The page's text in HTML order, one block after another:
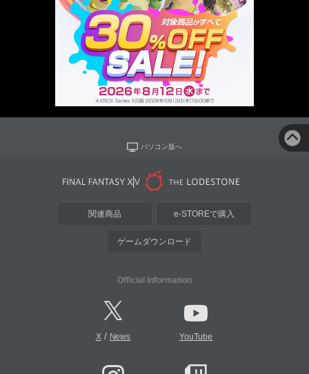
パソコン版へ
関連商品 e-STOREで購入
ゲームダウンロード
Official Information
X/ News YouTube